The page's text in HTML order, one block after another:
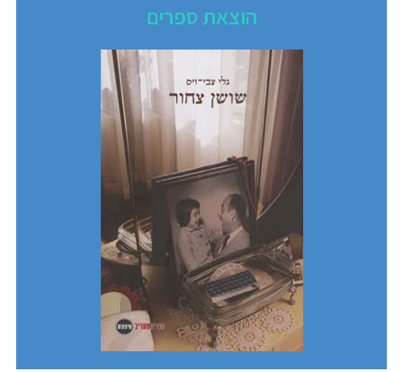
הוצאת ספרים